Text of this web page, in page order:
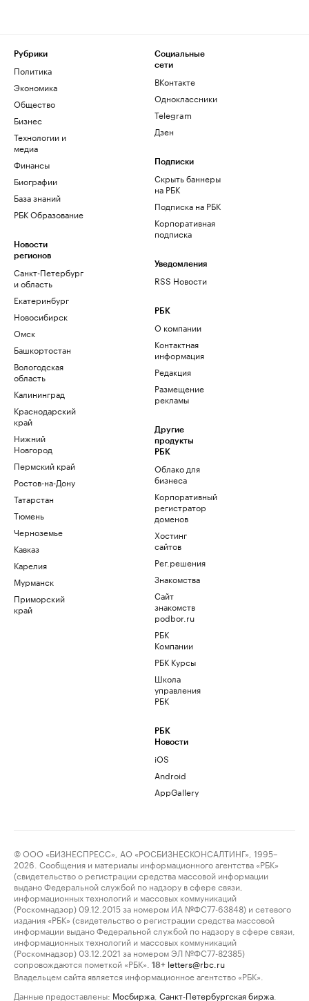
Рубрики
Политика
Экономика
Общество
Бизнес
Технологии и
медиа
Финансы
Биографии
База знаний
РБК Образование
Новости
регионов
Санкт-Петербург
и область
Екатеринбург
Новосибирск
Омск
Башкортостан
Вологодская
область
Калининград
Краснодарский
край
Нижний
Новгород
Пермский край
Ростов-на-Дону
Татарстан
Тюмень
Черноземье
Кавказ
Карелия
Мурманск
Приморский
край
Социальные
сети
ВКонтакте
Одноклассники
Telegram
Дзен
Подписки
Скрыть баннеры
на РБК
Подписка на РБК
Корпоративная
подписка
Уведомления
RSS Новости
РБК
О компании
Контактная
информация
Редакция
Размещение
рекламы
Другие
продукты
РБК
Облако для
бизнеса
Корпоративный
регистратор
доменов
Хостинг
сайтов
Рег.решения
Знакомства
Сайт
знакомств
podbor.ru
РБК
Компании
РБК Курсы
Школа
управления
РБК
РБК
Новости
iOS
Android
AppGallery
© ООО «БИЗНЕСПРЕСС», АО «РОСБИЗНЕСКОНСАЛТИНГ», 1995–
2026. Сообщения и материалы информационного агентства «РБК»
(свидетельство о регистрации средства массовой информации
выдано Федеральной службой по надзору в сфере связи,
информационных технологий и массовых коммуникаций
(Роскомнадзор) 09.12.2015 за номером ИА №ФС77-63848) и сетевого
издания «РБК» (свидетельство о регистрации средства массовой
информации выдано Федеральной службой по надзору в сфере связи,
информационных технологий и массовых коммуникаций
(Роскомнадзор) 03.12.2021 за номером ЭЛ №ФС77-82385)
сопровождаются пометкой «РБК».
18+ letters@rbc.ru
Владельцем сайта является информационное агентство «РБК».
Данные предоставлены: Мосбиржа Санкт-Петербургская биржа